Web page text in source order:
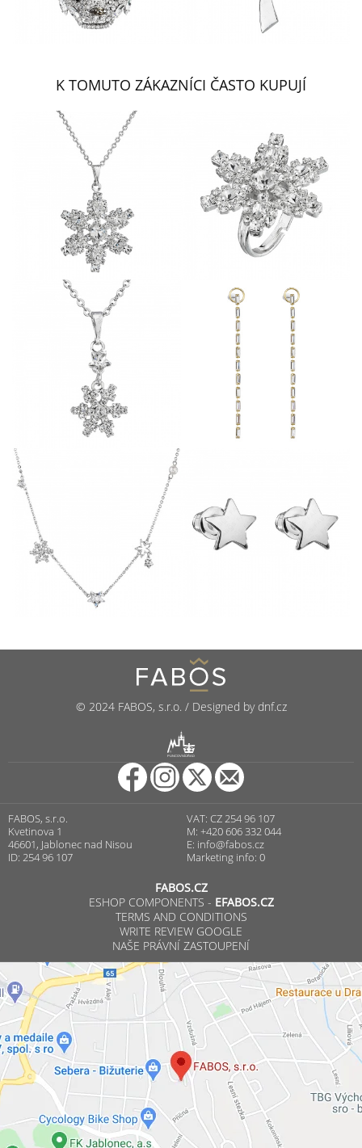
K TOMUTO ZÁKAZNÍCI ČASTO KUPUJÍ
© 2024 FABOS, s.r.o. / Designed by dnf.cz
PUNCOVNÍ ÚŘAD
FABOS, s.r.o.
Kvetinova 1
46601, Jablonec nad Nisou
ID: 254 96 107
VAT: CZ 254 96 107
M: +420 606 332 044
E: info@fabos.cz
Marketing info: 0
FABOS.CZ
ESHOP COMPONENTS - EFABOS.CZ
TERMS AND CONDITIONS
WRITE REVIEW GOOGLE
NAŠE PRÁVNÍ ZASTOUPENÍ